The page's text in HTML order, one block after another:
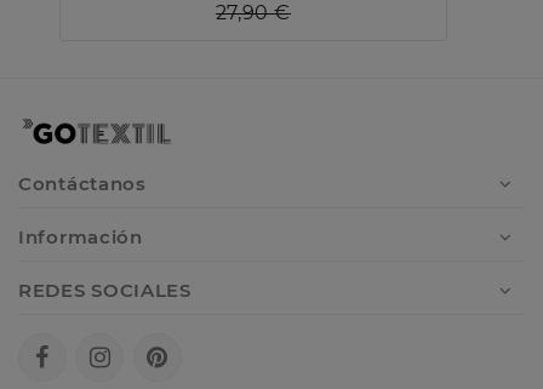
27,90 €
Contáctanos
Información
REDES SOCIALES